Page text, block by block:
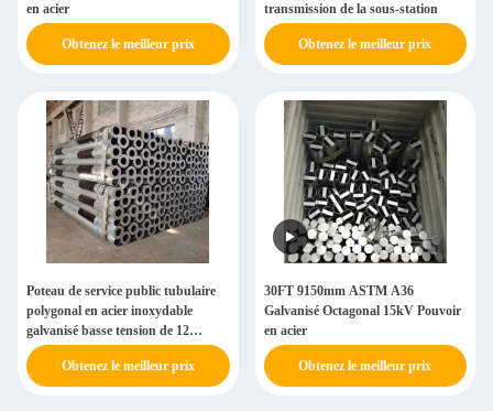
en acier
Obtenez le meilleur prix
transmission de la sous-station
Obtenez le meilleur prix
Poteau de service public tubulaire
polygonal en acier inoxydable
galvanisé basse tension de 12
mètres, poteau de transmission,
poteaux électriques à vendre
Obtenez le meilleur prix
30FT 9150mm ASTM A36
Galvanisé Octagonal 15kV Pouvoir
en acier
Obtenez le meilleur prix